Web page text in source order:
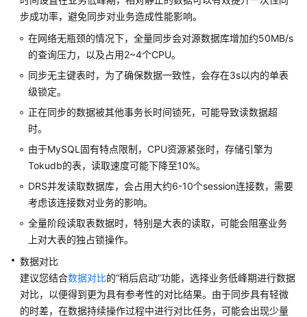
题
故
障
排
除
频
帮
助
更
文
档
用
指
步成功率，避免同步对业务造成性能影响。
在网络无瓶颈的情况下，全量同步会对源数据库增加约50MB/s
的查询压力，以及占用2~4个CPU。
同步无主键表时，为了确保数据一致性，会存在3s以内的单表
级锁定。
正在同步的数据被其他事务长时间锁死，可能导致读数据超
时。
由于MySQL固有特点限制，CPU资源紧张时，存储引擎为
Tokudb的表，读取速度可能下降至10%。
DRS并发读取数据库，会占用大约6-10个session连接数，需要
考虑该连接数对业务的影响。
全量阶段读取表数据时，特别是大表的读取，可能会阻塞业务
上对大表的独占锁操作。
数据对比
建议您结合数据对比的“稍后启动”功能，选择业务低峰期进行数据
对比，以便得到更为具有参考性的对比结果。由于同步具有轻微
的时差，在数据持续操作过程中进行对比任务，可能会出现少量